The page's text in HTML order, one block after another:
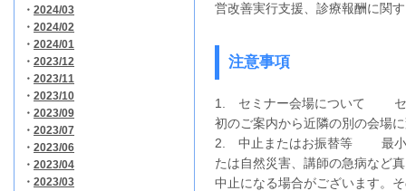
・ 2024/03
・ 2024/02
・ 2024/01
・ 2023/12
・ 2023/11
・ 2023/10
・ 2023/09
・ 2023/07
・ 2023/06
・ 2023/04
・ 2023/03
営改善実行支援、診療報酬に関
注意事項
1. セミナー会場について セ
初のご案内から近隣の別の会
2. 中止またはお振替等 最小
たは自然災害、講師の急病な
中止になる場合がございます